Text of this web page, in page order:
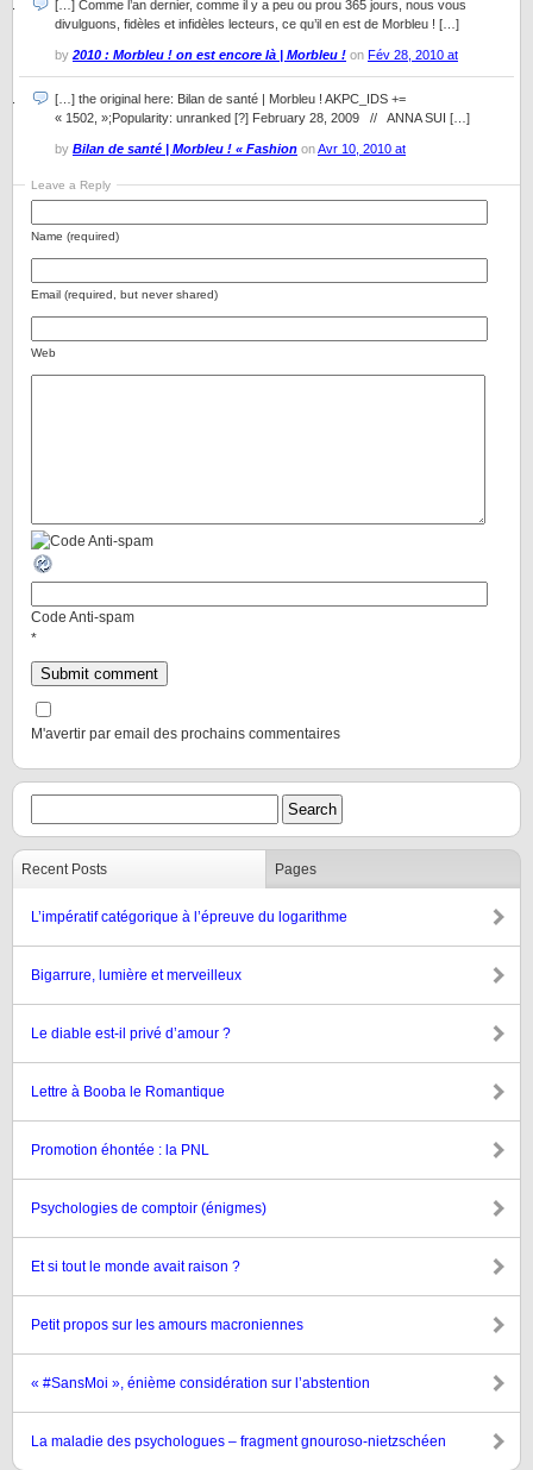
[…] Comme l’an dernier, comme il y a peu ou prou 365 jours, nous vous
divulguons, fidèles et infidèles lecteurs, ce qu’il en est de Morbleu ! […]
by 2010 : Morbleu ! on est encore là | Morbleu ! on Fév 28, 2010 at
[…] the original here: Bilan de santé | Morbleu ! AKPC_IDS +=
« 1502, »;Popularity: unranked [?] February 28, 2009 // ANNA SUI […]
by Bilan de santé | Morbleu ! « Fashion onAvr 10, 2010 at
Leave a Reply
Name (required)
Email (required, but never shared)
Web
Code Anti-spam
*
M'avertir par email des prochains commentaires
Recent Posts Pages
L’impératif catégorique à l’épreuve du logarithme
Bigarrure, lumière et merveilleux
Le diable est-il privé d’amour ?
Lettre à Booba le Romantique
Promotion éhontée : la PNL
Psychologies de comptoir (énigmes)
Et si tout le monde avait raison ?
Petit propos sur les amours macroniennes
« #SansMoi », énième considération sur l’abstention
La maladie des psychologues – fragment gnouroso-nietzschéen